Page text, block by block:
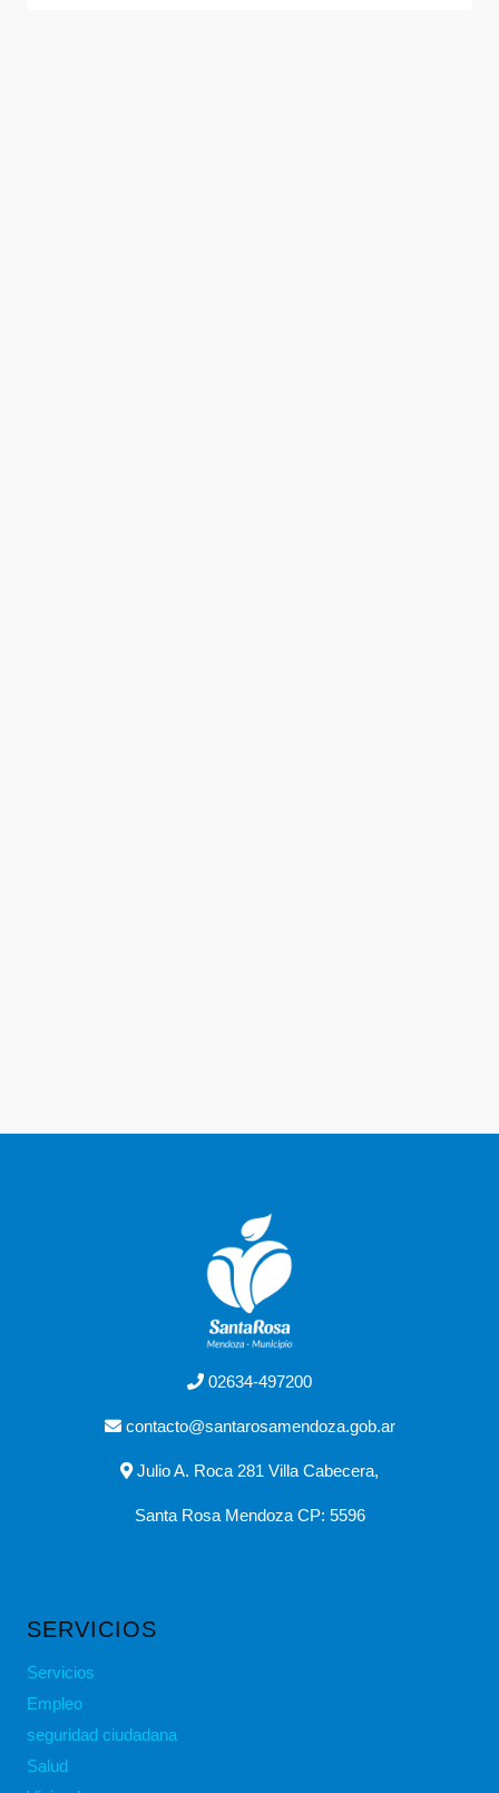
02634-497200
contacto@santarosamendoza.gob.ar
Julio A. Roca 281 Villa Cabecera,
Santa Rosa Mendoza CP: 5596
SERVICIOS
Servicios
Empleo
seguridad ciudadana
Salud